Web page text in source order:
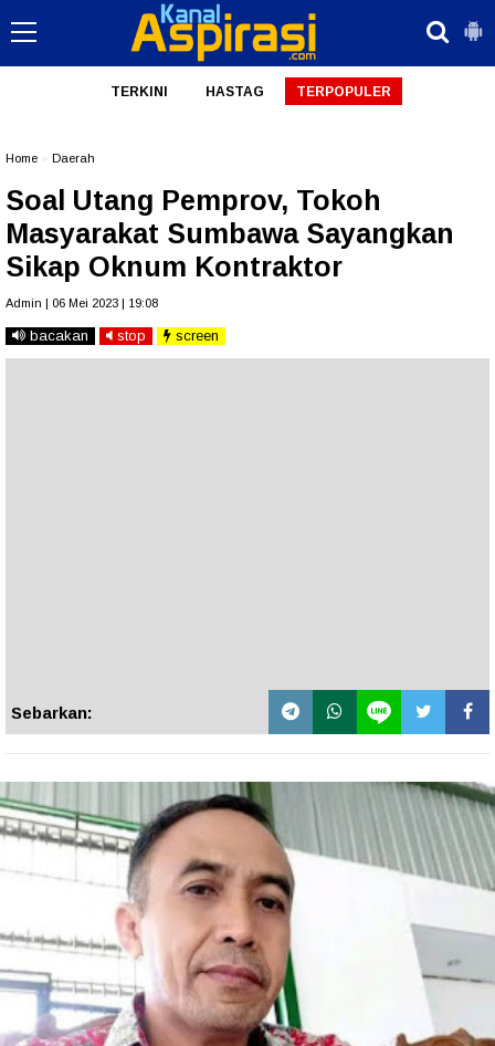
TERKINI HASTAG TERPOPULER
Home Daerah
Soal Utang Pemprov, Tokoh
Masyarakat Sumbawa Sayangkan
Sikap Oknum Kontraktor
Admin | 06 Mei 2023 | 19:08
bacakan stop screen
Sebarkan: